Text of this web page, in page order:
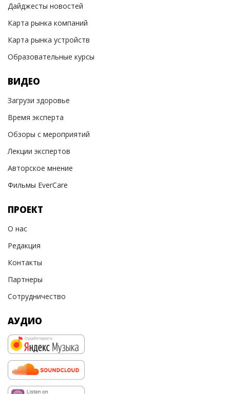
Дайджесты новостей
Карта рынка компаний
Карта рынка устройств
Образовательные курсы
ВИДЕО
Загрузи здоровье
Время эксперта
Обзоры с мероприятий
Лекции экспертов
Авторское мнение
Фильмы EverCare
ПРОЕКТ
О нас
Редакция
Контакты
Партнеры
Сотрудничество
АУДИО